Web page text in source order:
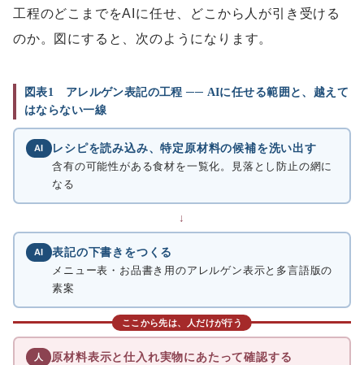
工程のどこまでをAIに任せ、どこから人が引き受ける
のか。図にすると、次のようになります。
図表1 アレルゲン表記の工程 ── AIに任せる範囲と、越えて
はならない一線
AI
レシピを読み込み、特定原材料の候補を洗い出す
含有の可能性がある食材を一覧化。見落とし防止の網に
なる
↓
AI
表記の下書きをつくる
メニュー表・お品書き用のアレルゲン表示と多言語版の
素案
ここから先は、人だけが行う
人
原材料表示と仕入れ実物にあたって確認する